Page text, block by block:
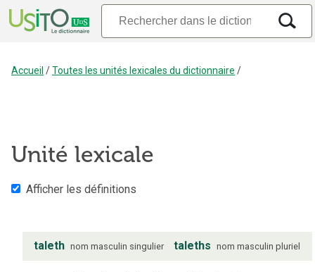
Accueil /Toutes les unités lexicales du dictionnaire /
Unité lexicale
Afficher les définitions
taleth nom masculin singulier taleths nom masculin pluriel